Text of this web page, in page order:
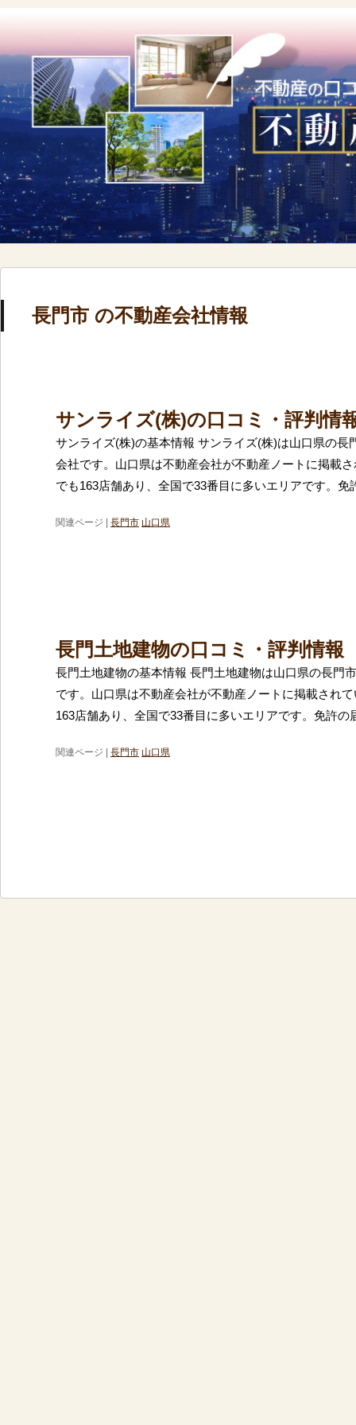
長門市 の不動産会社情報
サンライズ(株)の口コミ・評判情
サンライズ(株)の基本情報 サンライズ(株)は山口県の長
会社です。山口県は不動産会社が不動産ノートに掲載
でも163店舗あり、全国で33番目に多いエリアです。免
関連ページ | 長門市 山口県
長門土地建物の口コミ・評判情報
長門土地建物の基本情報 長門土地建物は山口県の長門
です。山口県は不動産会社が不動産ノートに掲載され
163店舗あり、全国で33番目に多いエリアです。免許の
関連ページ | 長門市 山口県